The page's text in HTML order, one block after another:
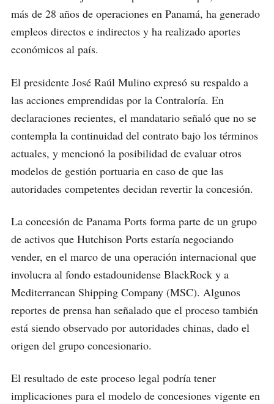
más de 28 años de operaciones en Panamá, ha generado
empleos directos e indirectos y ha realizado aportes
económicos al país.
El presidente José Raúl Mulino expresó su respaldo a
las acciones emprendidas por la Contraloría. En
declaraciones recientes, el mandatario señaló que no se
contempla la continuidad del contrato bajo los términos
actuales, y mencionó la posibilidad de evaluar otros
modelos de gestión portuaria en caso de que las
autoridades competentes decidan revertir la concesión.
La concesión de Panama Ports forma parte de un grupo
de activos que Hutchison Ports estaría negociando
vender, en el marco de una operación internacional que
involucra al fondo estadounidense BlackRock y a
Mediterranean Shipping Company (MSC). Algunos
reportes de prensa han señalado que el proceso también
está siendo observado por autoridades chinas, dado el
origen del grupo concesionario.
El resultado de este proceso legal podría tener
implicaciones para el modelo de concesiones vigente en